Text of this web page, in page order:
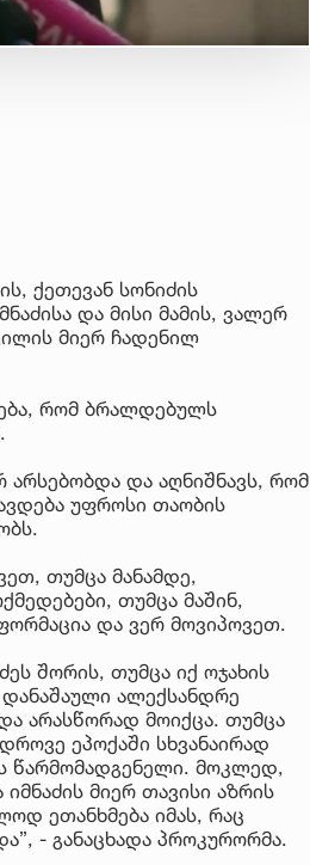
ქეთევან სონიძის
და მისი მამის, ვალერ
მიერ ჩადენილ
რომ ბრალდებულს
არსებობდა და აღნიშნავს, რომ
უფროსი თაობის
თუმცა მანამდე,
თუმცა მაშინ,
და ვერ მოვიპოვეთ.
შორის, თუმცა იქ ოჯახის
ალექსანდრე
არასწორად მოიქცა. თუმცა
ეპოქაში სხვანაირად
წარმომადგენელი. მოკლედ,
მიერ თავისი აზრის
ეთანხმება იმას, რაც
- განაცხადა პროკურორმა.